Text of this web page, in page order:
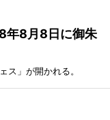
年8月8日に御朱
ス」が開かれる。